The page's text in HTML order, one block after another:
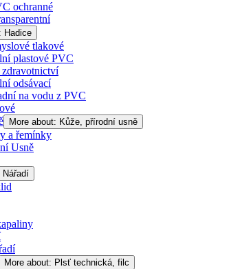
ochranné
Hadice
tlakové
plastové PVC
odsávací
na vodu z PVC
More about: Kůže, přírodní usně
a řemínky
Usně
Nářadí
More about: Plsť technická, filc